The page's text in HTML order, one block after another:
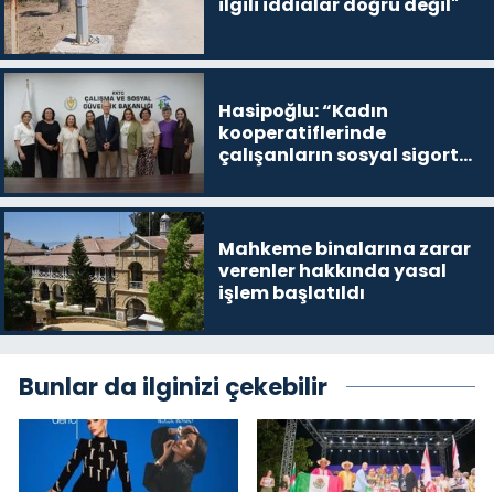
ilgili iddialar doğru değil"
Hasipoğlu: “Kadın
kooperatiflerinde
çalışanların sosyal sigorta
karşılayacağız”
Mahkeme binalarına zarar
verenler hakkında yasal
işlem başlatıldı
Bunlar da ilginizi çekebilir